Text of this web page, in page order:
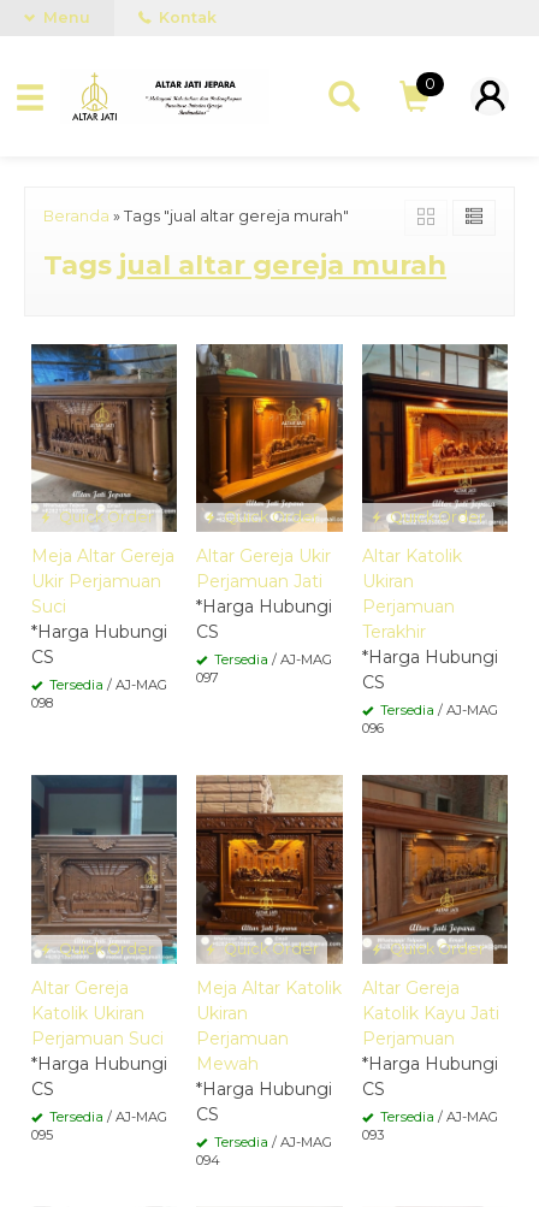
Menu Kontak
0
Beranda » Tags "jual altar gereja murah"
Tags jual altar gereja murah
Quick Order
Meja Altar Gereja
Ukir Perjamuan
Suci
*Harga Hubungi
CS
Tersedia / AJ-MAG
098
Quick Order
Altar Gereja Ukir
Perjamuan Jati
*Harga Hubungi
CS
Tersedia / AJ-MAG
097
Quick Order
Altar Katolik
Ukiran
Perjamuan
Terakhir
*Harga Hubungi
CS
Tersedia / AJ-MAG
096
Quick Order
Altar Gereja
Katolik Ukiran
Perjamuan Suci
*Harga Hubungi
CS
Tersedia / AJ-MAG
095
Quick Order
Meja Altar Katolik
Ukiran
Perjamuan
Mewah
*Harga Hubungi
CS
Tersedia / AJ-MAG
094
Quick Order
Altar Gereja
Katolik Kayu Jati
Perjamuan
*Harga Hubungi
CS
Tersedia / AJ-MAG
093